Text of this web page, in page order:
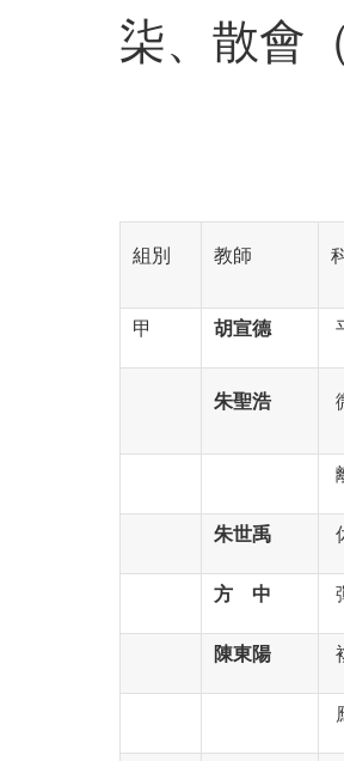
柒、散會
組別 教師
甲 胡宣德
朱聖浩
朱世禹
方 中
陳東陽